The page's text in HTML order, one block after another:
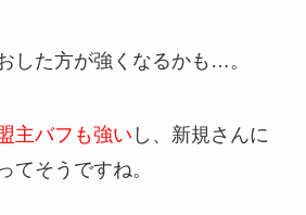
した方が強くなるかも…。
主バフも強い し、新規さんに
てそうですね。